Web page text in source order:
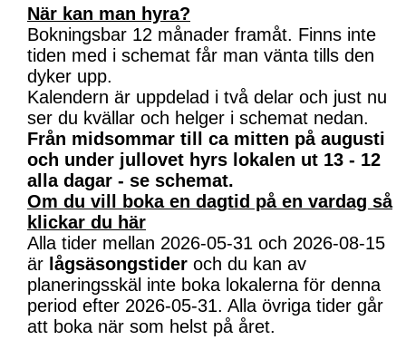
När kan man hyra?
Bokningsbar 12 månader framåt. Finns inte
tiden med i schemat får man vänta tills den
dyker upp.
Kalendern är uppdelad i två delar och just nu
ser du kvällar och helger i schemat nedan.
Från midsommar till ca mitten på augusti
och under jullovet hyrs lokalen ut 13 - 12
alla dagar - se schemat.
Om du vill boka en dagtid på en vardag så
klickar du här
Alla tider mellan 2026-05-31 och 2026-08-15
är lågsäsongstider och du kan av
planeringsskäl inte boka lokalerna för denna
period efter 2026-05-31. Alla övriga tider går
att boka när som helst på året.